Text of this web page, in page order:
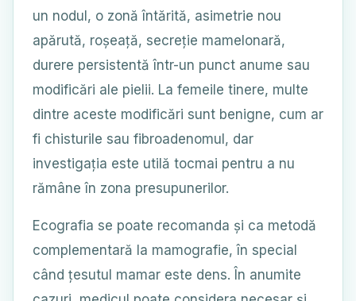
un nodul, o zonă întărită, asimetrie nou
apărută, roșeață, secreție mamelonară,
durere persistentă într-un punct anume sau
modificări ale pielii. La femeile tinere, multe
dintre aceste modificări sunt benigne, cum ar
fi chisturile sau fibroadenomul, dar
investigația este utilă tocmai pentru a nu
rămâne în zona presupunerilor.
Ecografia se poate recomanda și ca metodă
complementară la mamografie, în special
când țesutul mamar este dens. În anumite